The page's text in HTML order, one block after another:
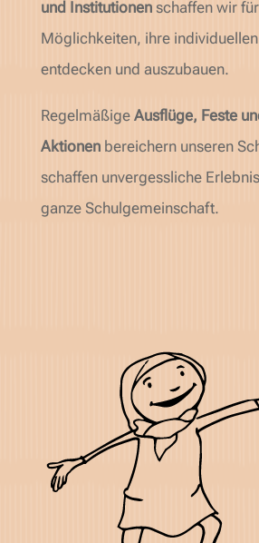
und Institutionenschaffen wir
Möglichkeiten, ihre
entdecken und auszubauen.
Regelmäßige Ausflüge, Feste
Aktionenbereichern unseren
schaffen unvergessliche
ganze Schulgemeinschaft.